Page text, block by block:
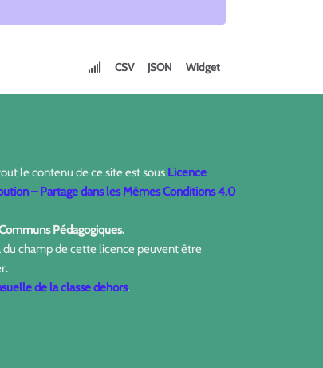
CSV JSON Widget
le contenu de ce site est sous Licence
– Partage dans les Mêmes Conditions 4.0
Pédagogiques.
du champ de cette licence peuvent être
de la classe dehors.